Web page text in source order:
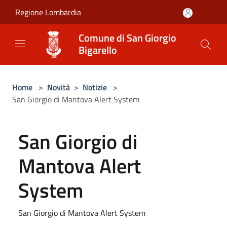
Regione Lombardia
Comune di San Giorgio
Bigarello
Home > Novità > Notizie >
San Giorgio di Mantova Alert System
San Giorgio di
Mantova Alert
System
San Giorgio di Mantova Alert System